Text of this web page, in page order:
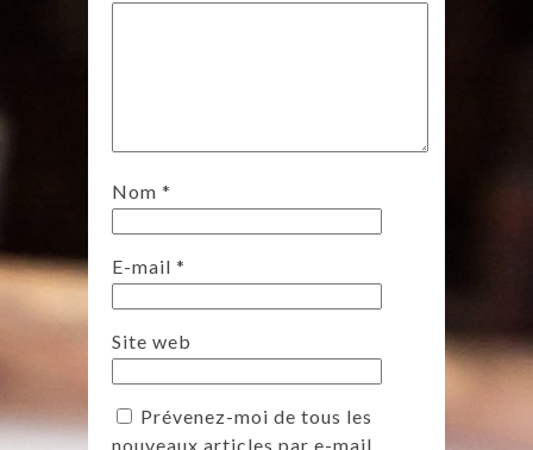
Nom *
E-mail *
Site web
Prévenez-moi de tous les
nouveaux articles par e-mail.